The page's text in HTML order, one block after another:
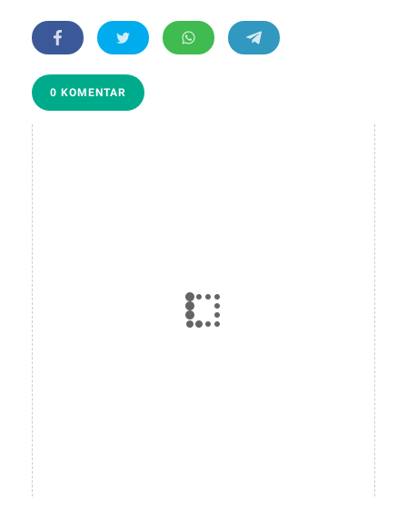
0 KOMENTAR